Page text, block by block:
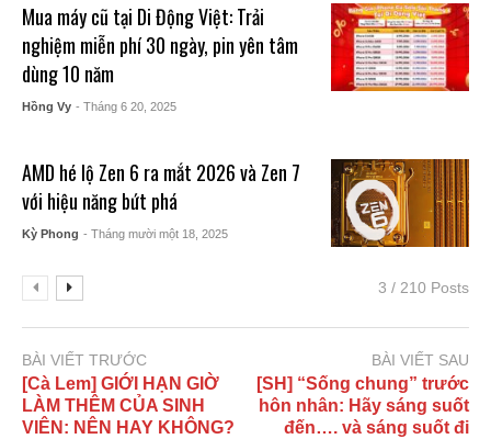
Mua máy cũ tại Di Động Việt: Trải
nghiệm miễn phí 30 ngày, pin yên tâm
dùng 10 năm
Hồng Vy - Tháng 6 20, 2025
AMD hé lộ Zen 6 ra mắt 2026 và Zen 7
với hiệu năng bứt phá
Kỳ Phong - Tháng mười một 18, 2025
3 / 210 Posts
BÀI VIẾT TRƯỚC
[Cà Lem] GIỚI HẠN GIỜ
LÀM THÊM CỦA SINH
VIÊN: NÊN HAY KHÔNG?
BÀI VIẾT SAU
[SH] “Sống chung” trước
hôn nhân: Hãy sáng suốt
đến…. và sáng suốt đi